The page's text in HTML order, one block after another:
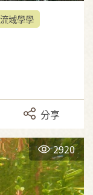
流域學學
分享
2920